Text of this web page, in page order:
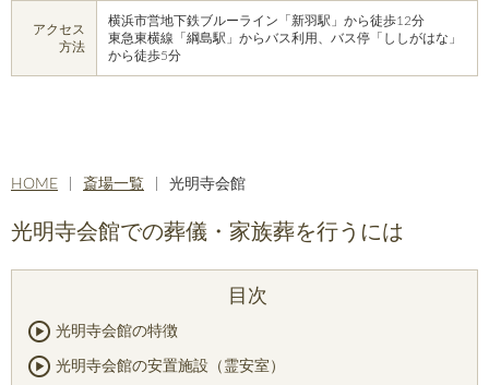
アクセス
方法
横浜市営地下鉄ブルーライン「新羽駅」から徒歩12分
東急東横線「綱島駅」からバス利用、バス停「ししがはな」
から徒歩5分
HOME 斎場一覧 光明寺会館
光明寺会館での葬儀・家族葬を行うには
光明寺会館の特徴
光明寺会館の安置施設（霊安室）